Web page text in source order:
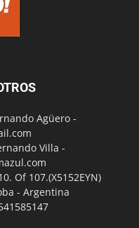
Agüero -
Villa -
Of 107.(X5152EYN)
- Argentina